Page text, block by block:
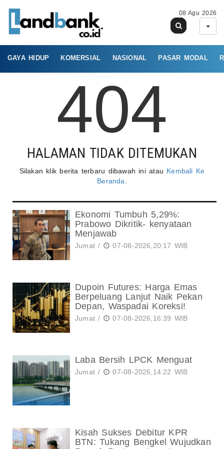
08 Agu 2026
GAYA HIDUP KOMERSIAL NASIONAL PASAR MODAL
404
HALAMAN TIDAK DITEMUKAN
Silakan klik berita terbaru dibawah ini atau Kembali Ke
Beranda
Ekonomi Tumbuh 5,29%:
Prabowo Dikritik- kenyataan
Menjawab
Jumat / 07-08-2026,20:17 WIB
Dupoin Futures: Harga Emas
Berpeluang Lanjut Naik Pekan
Depan, Waspadai Koreksi!
Jumat / 07-08-2026,16:39 WIB
Laba Bersih LPCK Menguat
Jumat / 07-08-2026,14:22 WIB
Kisah Sukses Debitur KPR
BTN: Tukang Bengkel Wujudkan